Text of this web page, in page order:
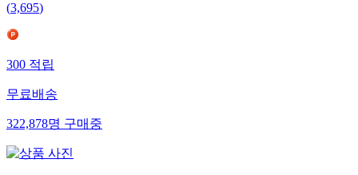
(3,695)
300 적립
무료배송
322,878명 구매중